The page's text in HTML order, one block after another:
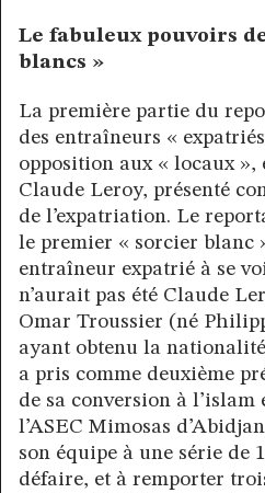
Le fabuleux pouvoirs
blancs »
La première partie du
des entraîneurs «
opposition aux « locaux
Claude Leroy, présenté
de l’expatriation. Le
le premier « sorcier blanc
entraîneur expatrié à se
n’aurait pas été Claude
Omar Troussier (né
ayant obtenu la
a pris comme deuxième
de sa conversion à l’islam
l’ASEC Mimosas
son équipe à une série de
défaire, et à remporter